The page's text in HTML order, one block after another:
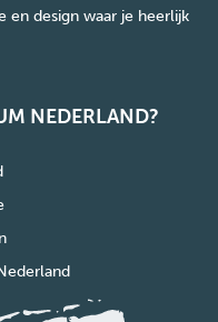
en design waar je heerlijk
NEDERLAND?